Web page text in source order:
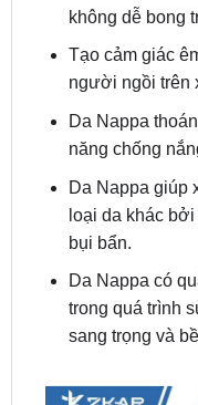
người ngồi trên
Da Nappa
năng chống
Da Nappa giúp
loại da khác bởi
bụi bẩn.
Da Nappa có
trong quá trình
sang trọng và